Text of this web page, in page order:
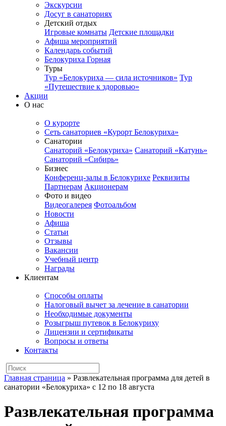
Экскурсии
Досуг в санаториях
Детский отдых
Игровые комнаты Детские площадки
Афиша мероприятий
Календарь событий
Белокуриха Горная
Туры
Тур «Белокуриха — сила источников» Тур
«Путешествие к здоровью»
Акции
О нас
О курорте
Сеть санаториев «Курорт Белокуриха»
Санатории
Санаторий «Белокуриха» Санаторий «Катунь»
Санаторий «Сибирь»
Бизнес
Конференц-залы в Белокурихе Реквизиты
Партнерам Акционерам
Фото и видео
Видеогалерея Фотоальбом
Новости
Афиша
Статьи
Отзывы
Вакансии
Учебный центр
Награды
Клиентам
Способы оплаты
Налоговый вычет за лечение в санатории
Необходимые документы
Розыгрыш путевок в Белокуриху
Лицензии и сертификаты
Вопросы и ответы
Контакты
Главная страница » Развлекательная программа для детей в
санатории «Белокуриха» с 12 по 18 августа
Развлекательная программа